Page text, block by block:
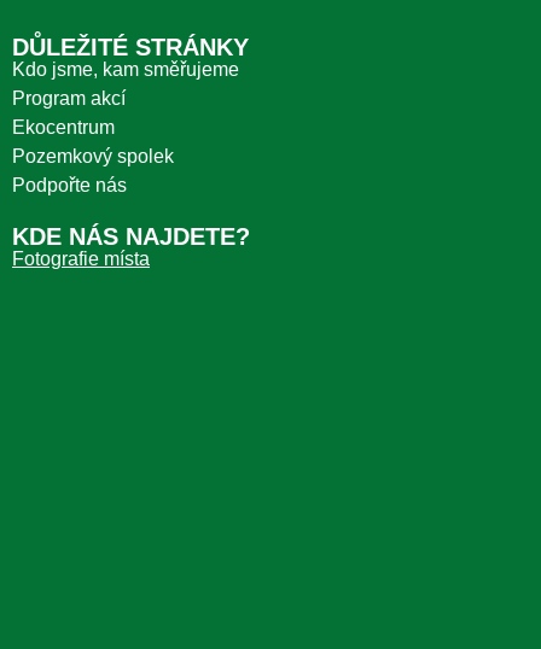
DŮLEŽITÉ STRÁNKY
Kdo jsme, kam směřujeme
Program akcí
Ekocentrum
Pozemkový spolek
Podpořte nás
KDE NÁS NAJDETE?
Fotografie místa